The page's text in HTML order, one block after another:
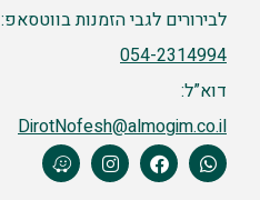
לבירורים לגבי הזמנות בווטסאפ:
054-2314994
דוא”ל:
DirotNofesh@almogim.co.il